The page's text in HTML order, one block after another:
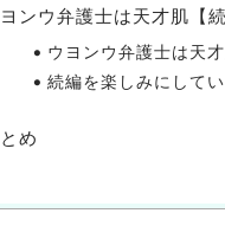
ンウ弁護士は天才肌【
ウヨンウ弁護士は天
続編を楽しみにして
め